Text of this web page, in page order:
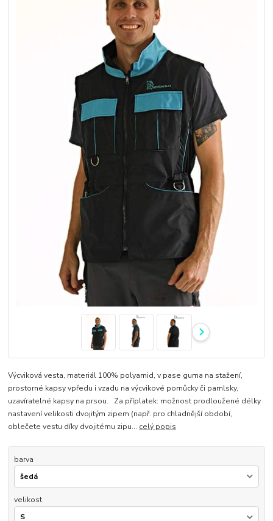
Výcviková vesta, materiál 100% polyamid, v pase guma na stažení,
prostorné kapsy vpředu i vzadu na výcvikové pomůcky či pamlsky,
uzavíratelné kapsy na prsou. Za příplatek: možnost prodloužené délky
nastavení velikosti dvojitým zipem (např. pro chladnější období,
oblečete vestu díky dvojitému zipu... celý popis
barva
velikost